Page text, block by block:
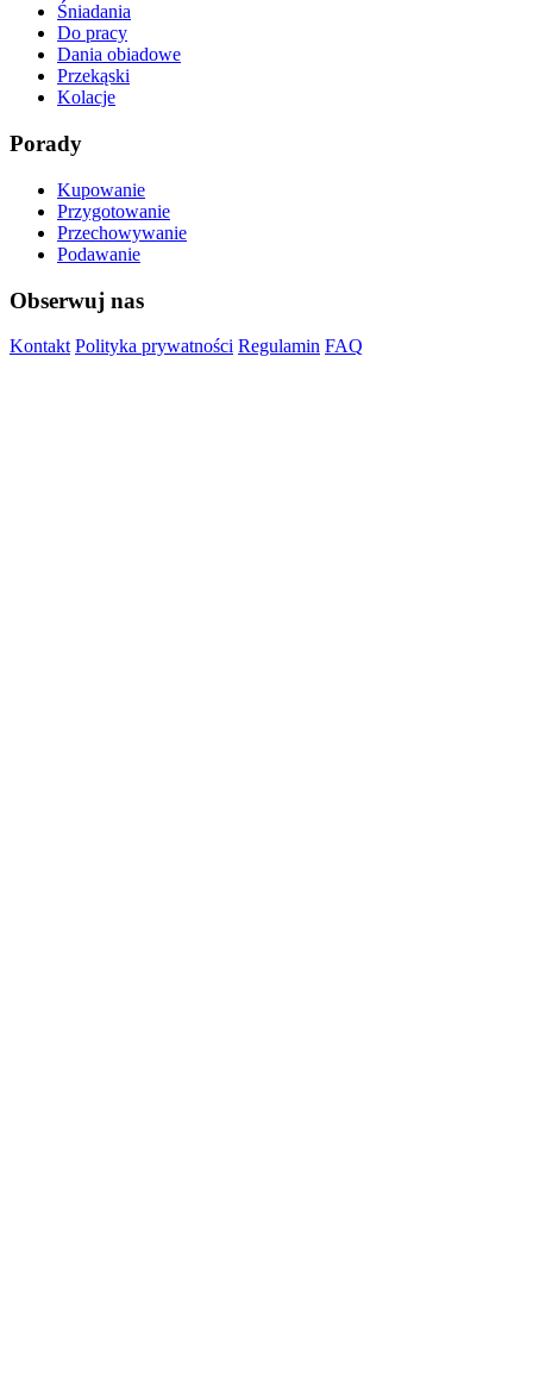
Śniadania
Do pracy
Dania obiadowe
Przekąski
Kolacje
Porady
Kupowanie
Przygotowanie
Przechowywanie
Podawanie
Obserwuj nas
Kontakt Polityka prywatności Regulamin FAQ